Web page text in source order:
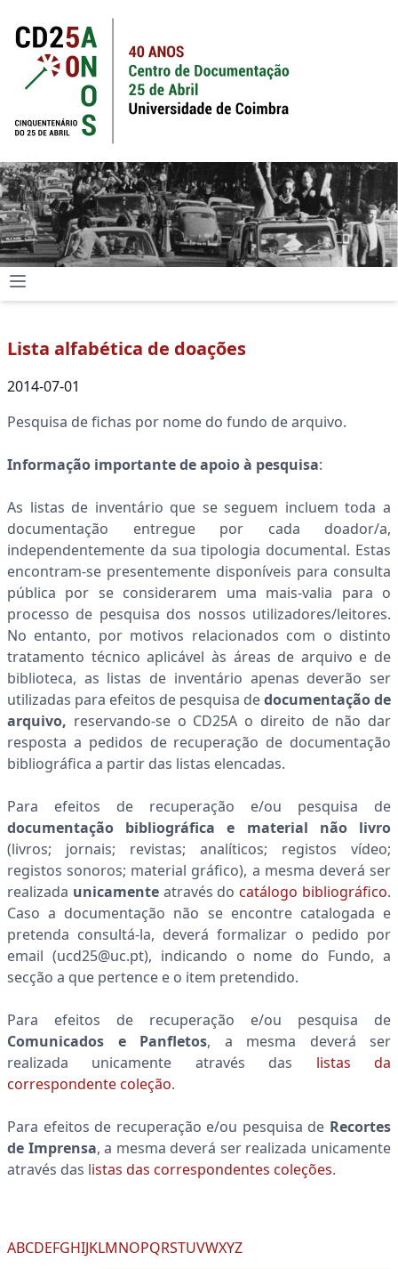
Lista alfabética de doações
2014-07-01
Pesquisa de fichas por nome do fundo de arquivo.
Informação importante de apoio à pesquisa:
As listas de inventário que se seguem incluem toda a
documentação entregue por cada doador/a,
independentemente da sua tipologia documental. Estas
encontram-se presentemente disponíveis para consulta
pública por se considerarem uma mais-valia para o
processo de pesquisa dos nossos utilizadores/leitores.
No entanto, por motivos relacionados com o distinto
tratamento técnico aplicável às áreas de arquivo e de
biblioteca, as listas de inventário apenas deverão ser
utilizadas para efeitos de pesquisa dedocumentação de
arquivo, reservando-se o CD25A o direito de não dar
resposta a pedidos de recuperação de documentação
bibliográfica a partir das listas elencadas.
Para efeitos de recuperação e/ou pesquisa de
documentação bibliográfica e material não livro
(livros; jornais; revistas; analíticos; registos vídeo;
registos sonoros; material gráfico), a mesma deverá ser
realizada unicamenteatravés docatálogo bibliográfico.
Caso a documentação não se encontre catalogada e
pretenda consultá-la, deverá formalizar o pedido por
email (ucd25@uc.pt), indicando o nome do Fundo, a
secção a que pertence e o item pretendido.
Para efeitos de recuperação e/ou pesquisa de
Comunicados e Panfletos, a mesma deverá ser
realizada unicamente através das listas da
correspondente coleção.
Para efeitos de recuperação e/ou pesquisa de Recortes
de Imprensa, a mesma deverá ser realizada unicamente
através das listas das correspondentes coleções.
ABCDEFGHIJKLMNOPQRSTUVWXYZ